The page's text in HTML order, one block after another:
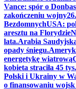
Vance: spór o
zakończeniu wojny
BezdomnychUSA:
aresztu na Florydzie
lata.Arabia
opady śniegu.
energetykę wiatrową
kobieta straciła 45
Polski i Ukrainy w
o finansowaniu